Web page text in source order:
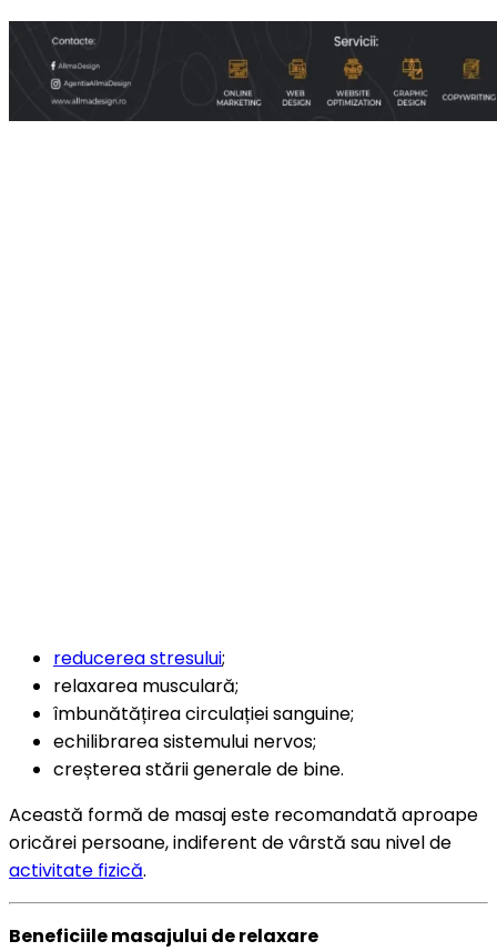
reducerea stresului;
relaxarea musculară;
îmbunătățirea circulației sanguine;
echilibrarea sistemului nervos;
creșterea stării generale de bine.
Această formă de masaj este recomandată aproape
oricărei persoane, indiferent de vârstă sau nivel de
activitate fizică.
Beneficiile masajului de relaxare